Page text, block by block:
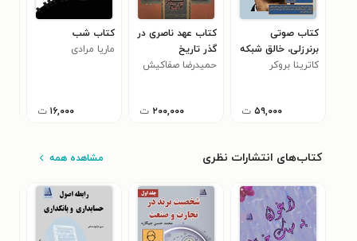
کتاب صوتی
برنرزلی، خالق شبکه‌
جهانی اینترنت، کمی
کاترینا بروکر
۵۹,۰۰۰ ت
کتاب عهد ناصری در
گذر تاریخ
حمیدرضا صفاکیش
۲۰۰,۰۰۰ ت
کتاب شب
ماریا مرادی
۱۶,۰۰۰ ت
کتاب‌های انتشارات نظری مشاهده همه